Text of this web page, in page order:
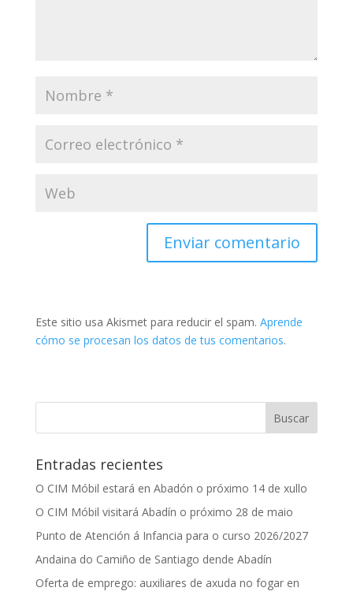
Este sitio usa Akismet para reducir el spam. Aprende
cómo se procesan los datos de tus comentarios.
Entradas recientes
O CIM Móbil estará en Abadón o próximo 14 de xullo
O CIM Móbil visitará Abadín o próximo 28 de maio
Punto de Atención á Infancia para o curso 2026/2027
Andaina do Camiño de Santiago dende Abadín
Oferta de emprego: auxiliares de axuda no fogar en